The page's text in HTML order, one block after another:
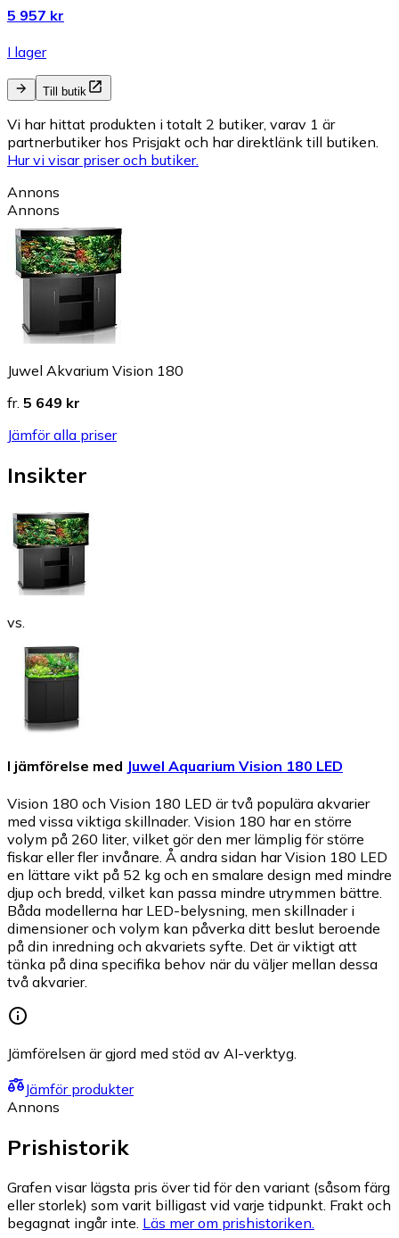
5 957 kr
I lager
Till butik
Vi har hittat produkten i totalt 2 butiker, varav 1 är
partnerbutiker hos Prisjakt och har direktlänk till butiken.
Hur vi visar priser och butiker.
Annons
Annons
Juwel Akvarium Vision 180
fr. 5 649 kr
Jämför alla priser
Insikter
vs.
I jämförelse med Juwel Aquarium Vision 180 LED
Vision 180 och Vision 180 LED är två populära akvarier
med vissa viktiga skillnader. Vision 180 har en större
volym på 260 liter, vilket gör den mer lämplig för större
fiskar eller fler invånare. Å andra sidan har Vision 180 LED
en lättare vikt på 52 kg och en smalare design med mindre
djup och bredd, vilket kan passa mindre utrymmen bättre.
Båda modellerna har LED-belysning, men skillnader i
dimensioner och volym kan påverka ditt beslut beroende
på din inredning och akvariets syfte. Det är viktigt att
tänka på dina specifika behov när du väljer mellan dessa
två akvarier.
Jämförelsen är gjord med stöd av AI-verktyg.
Jämför produkter
Annons
Prishistorik
Grafen visar lägsta pris över tid för den variant (såsom färg
eller storlek) som varit billigast vid varje tidpunkt. Frakt och
begagnat ingår inte. Läs mer om prishistoriken.